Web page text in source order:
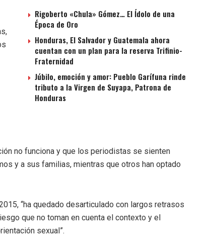
Rigoberto «Chula» Gómez… El Ídolo de una
Época de Oro
Honduras, El Salvador y Guatemala ahora
cuentan con un plan para la reserva Trifinio-
Fraternidad
Júbilo, emoción y amor: Pueblo Garífuna rinde
tributo a la Virgen de Suyapa, Patrona de
Honduras
no funciona y que los periodistas se sienten
y a sus familias, mientras que otros han optado
“ha quedado desarticulado con largos retrasos
que no toman en cuenta el contexto y el
sexual”.